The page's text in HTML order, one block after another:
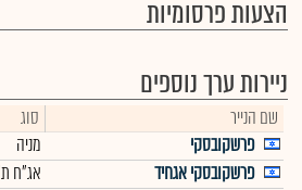
הצעות פרסומיות
ניירות ערך נוספים
שם הנייר סוג
פרשקובסקי
מניה
פרשקובסקי אגחיד
אג"ח